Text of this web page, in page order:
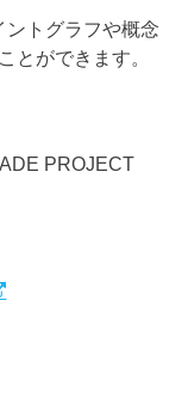
ントグラフや概念
とができます。
PROJECT